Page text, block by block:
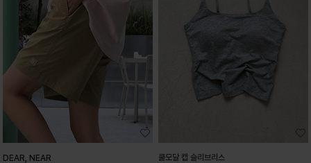
DEAR, NEAR
쿨모달 캡 슬리브리스